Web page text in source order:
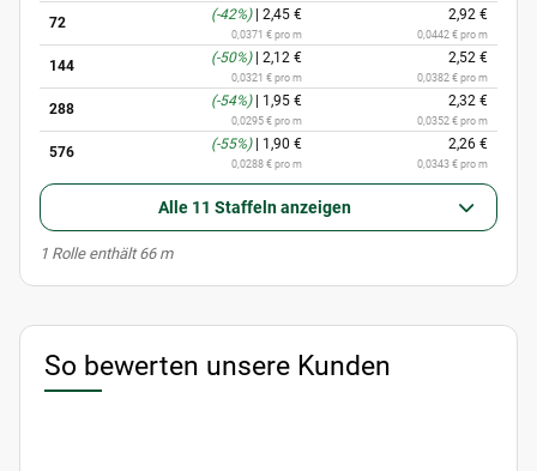
72 (-42%) 2,45 €
0,0371 € pro m
2,92 €
0,0442 € pro m
144 (-50%) 2,12 €
0,0321 € pro m
2,52 €
0,0382 € pro m
288 (-54%) 1,95 €
0,0295 € pro m
2,32 €
0,0352 € pro m
576 (-55%) 1,90 €
0,0288 € pro m
2,26 €
0,0343 € pro m
Alle 11 Staffeln anzeigen
x1 Rolle enthält 66 m
So bewerten unsere Kunden